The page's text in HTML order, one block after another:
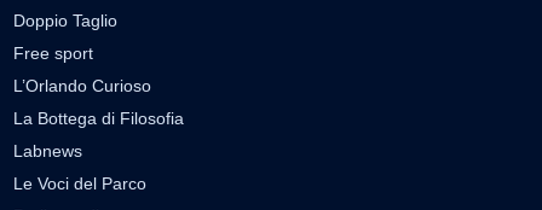
Doppio Taglio
Free sport
L’Orlando Curioso
La Bottega di Filosofia
Labnews
Le Voci del Parco